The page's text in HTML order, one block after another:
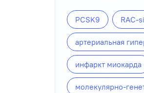
PCSK9 RAC-
артериальная
инфаркт миокарда
молекулярно-